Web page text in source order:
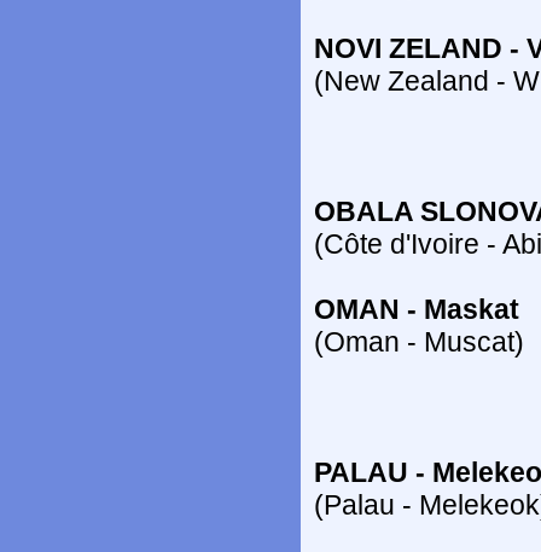
NOVI ZELAND -
(New Zealand -
OBALA
(Côte d'Ivoire -
OMAN - Maskat
(Oman - Muscat)
PALAU -
(Palau -